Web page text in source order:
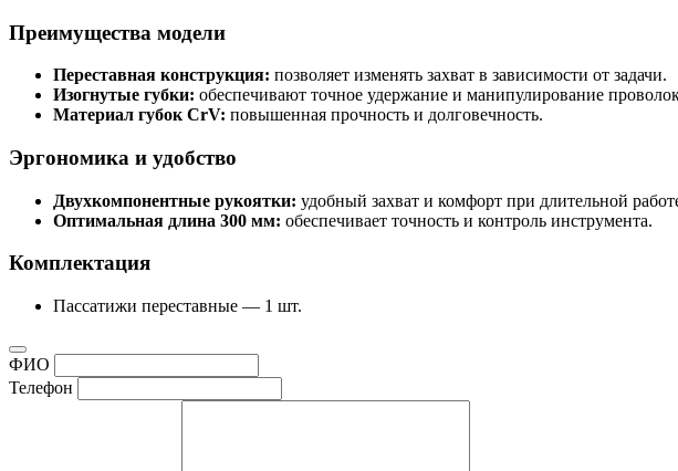
Преимущества модели
Переставная конструкция: позволяет изменять захват в зависимости от задачи.
Изогнутые губки: обеспечивают точное удержание и манипулирование
Материал губок CrV: повышенная прочность и долговечность.
Эргономика и удобство
Двухкомпонентные рукоятки: удобный захват и комфорт при длительной
Оптимальная длина 300 мм: обеспечивает точность и контроль инструмента.
Комплектация
Пассатижи переставные — 1 шт.
ФИО
Телефон